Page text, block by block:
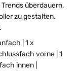
überdauern.
zu gestalten.
| 1 x
vorne | 1
innen |